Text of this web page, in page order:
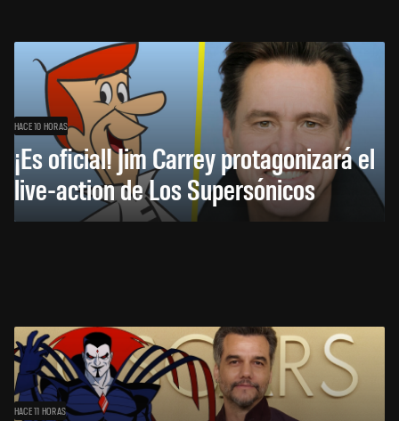
HACE 10 HORAS
¡Es oficial! Jim Carrey protagonizará el
live-action de Los Supersónicos
HACE 11 HORAS